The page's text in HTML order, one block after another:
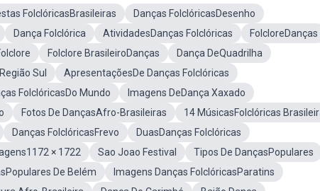
FolclóricasBrasileiras
Danças FolclóricasDesenho
Dança Folclórica AtividadesDanças Folclóricas
FolcloreDanças
Folclore BrasileiroDanças
Dança DeQuadrilha
Sul
ApresentaçõesDe Danças Folclóricas
FolclóricasDo Mundo
Imagens DeDança Xaxado
Fotos De DançasAfro-Brasileiras
14 MúsicasFolclóricas
Danças FolclóricasFrevo
DuasDanças Folclóricas
× 1722 Sao Joao Festival
Tipos De DançasPopulares
De Belém
Imagens Danças FolclóricasParatins